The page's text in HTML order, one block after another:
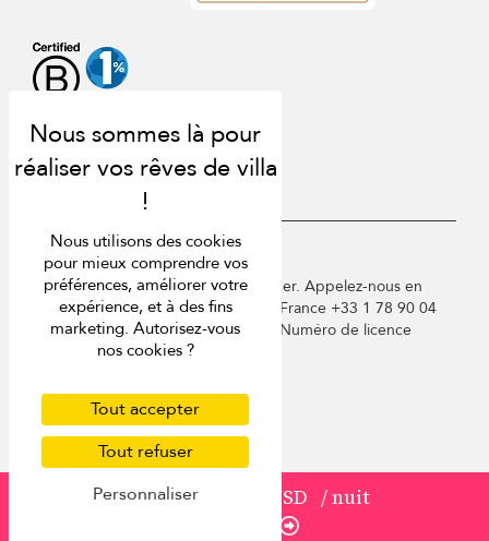
à partir de 1 642 USD / nuit
USD $ fr Français
Copyright © 2026 St Barts Villa Finder. Appelez-nous en
Angleterre au +44 2 033 933 883 / France +33 1 78 90 04
96 / Allemagne +49 40 835 09075. Numéro de licence
touristique : TA03414
Politique de confidentialité
Cookies
Plan du site
Nous utilisons des cookies
pour mieux comprendre vos
préférences, améliorer votre
expérience, et à des fins
marketing. Autorisez-vous
nos cookies ?
Tout accepter
Tout refuser
Personnaliser